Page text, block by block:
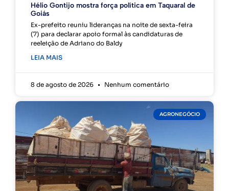
Hélio Gontijo mostra força política em Taquaral de
Goiás
Ex-prefeito reuniu lideranças na noite de sexta-feira
(7) para declarar apoio formal às candidaturas de
reeleição de Adriano do Baldy
LEIA MAIS
8 de agosto de 2026 Nenhum comentário
AGRONEGÓCIO